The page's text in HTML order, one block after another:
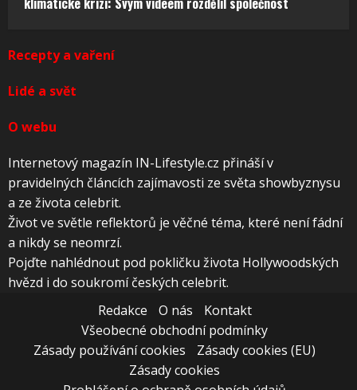
Recepty a vaření
Lidé a svět
O webu
Internetový magazín IN-Lifestyle.cz přináší v
pravidelných článcích zajímavosti ze světa showbyznysu
a ze života celebrit.
Život ve světle reflektorů je věčné téma, které není fádní
a nikdy se neomrzí.
Pojďte nahlédnout pod pokličku života Hollywoodských
hvězd i do soukromí českých celebrit.
Redakce
O nás
Kontakt
Všeobecné obchodní podmínky
Zásady používání cookies
Zásady cookies (EU)
Zásady cookies